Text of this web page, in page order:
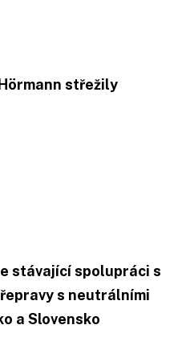
střežily
stávající spolupráci s
s neutrálními
a Slovensko